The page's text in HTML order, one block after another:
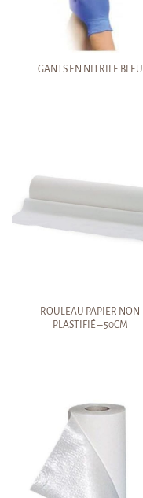
GANTS EN NITRILE BLEU
ROULEAU PAPIER NON
PLASTIFIÉ – 50CM